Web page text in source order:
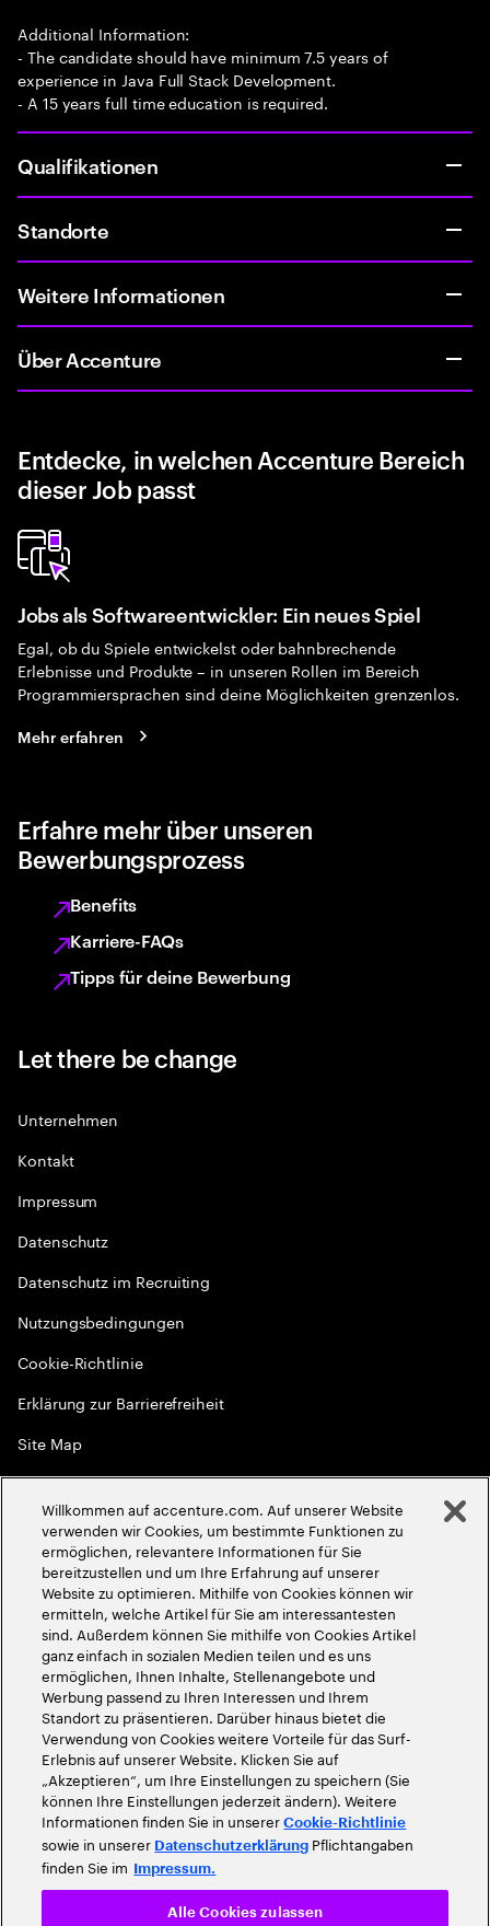
Additional Information:
- The candidate should have minimum 7.5 years of
experience in Java Full Stack Development.
- A 15 years full time education is required.
Qualifikationen
Standorte
Weitere Informationen
Über Accenture
Entdecke, in welchen Accenture Bereich
dieser Job passt
Jobs als Softwareentwickler: Ein neues Spiel
Egal, ob du Spiele entwickelst oder bahnbrechende
Erlebnisse und Produkte – in unseren Rollen im Bereich
Programmiersprachen sind deine Möglichkeiten grenzenlos.
Mehr erfahren
Erfahre mehr über unseren
Bewerbungsprozess
Benefits
Karriere-FAQs
Tipps für deine Bewerbung
Let there be change
Unternehmen
Kontakt
Impressum
Datenschutz
Datenschutz im Recruiting
Nutzungsbedingungen
Cookie-Richtlinie
Erklärung zur Barrierefreiheit
Site Map
Globale Meritokratie
2026Accenture. Alle Rechte vorbehalten
Willkommen auf accenture.com. Auf unserer Website
verwenden wir Cookies, um bestimmte Funktionen zu
ermöglichen, relevantere Informationen für Sie
bereitzustellen und um Ihre Erfahrung auf unserer
Website zu optimieren. Mithilfe von Cookies können wir
ermitteln, welche Artikel für Sie am interessantesten
sind. Außerdem können Sie mithilfe von Cookies Artikel
ganz einfach in sozialen Medien teilen und es uns
ermöglichen, Ihnen Inhalte, Stellenangebote und
Werbung passend zu Ihren Interessen und Ihrem
Standort zu präsentieren. Darüber hinaus bietet die
Verwendung von Cookies weitere Vorteile für das Surf-
Erlebnis auf unserer Website. Klicken Sie auf
„Akzeptieren“, um Ihre Einstellungen zu speichern (Sie
können Ihre Einstellungen jederzeit ändern). Weitere
Informationen finden Sie in unsererCookie-Richtlinie
sowie in unserer Datenschutzerklärung Pflichtangaben
finden Sie im Impressum.
Alle Cookies zulassen